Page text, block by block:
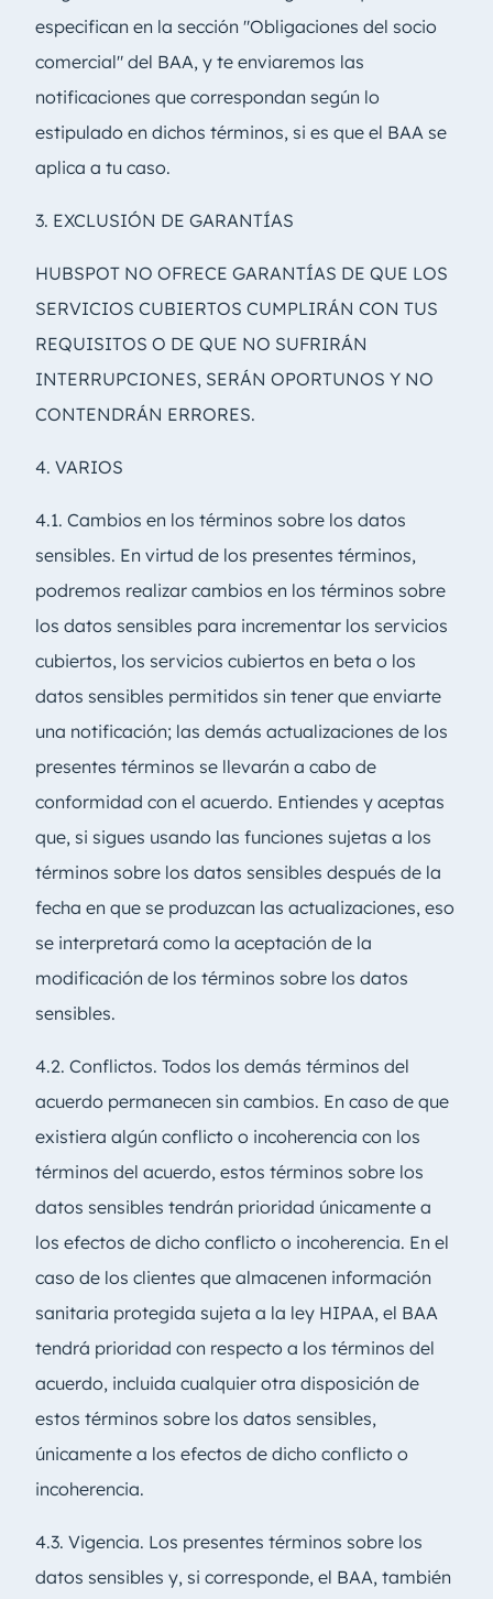
especifican en la sección "Obligaciones del socio
comercial" del BAA, y te enviaremos las
notificaciones que correspondan según lo
estipulado en dichos términos, si es que el BAA se
aplica a tu caso.
3. EXCLUSIÓN DE GARANTÍAS
HUBSPOT NO OFRECE GARANTÍAS DE QUE LOS
SERVICIOS CUBIERTOS CUMPLIRÁN CON TUS
REQUISITOS O DE QUE NO SUFRIRÁN
INTERRUPCIONES, SERÁN OPORTUNOS Y NO
CONTENDRÁN ERRORES.
4. VARIOS
4.1. Cambios en los términos sobre los datos
sensibles. En virtud de los presentes términos,
podremos realizar cambios en los términos sobre
los datos sensibles para incrementar los servicios
cubiertos, los servicios cubiertos en beta o los
datos sensibles permitidos sin tener que enviarte
una notificación; las demás actualizaciones de los
presentes términos se llevarán a cabo de
conformidad con el acuerdo. Entiendes y aceptas
que, si sigues usando las funciones sujetas a los
términos sobre los datos sensibles después de la
fecha en que se produzcan las actualizaciones, eso
se interpretará como la aceptación de la
modificación de los términos sobre los datos
sensibles.
4.2. Conflictos. Todos los demás términos del
acuerdo permanecen sin cambios. En caso de que
existiera algún conflicto o incoherencia con los
términos del acuerdo, estos términos sobre los
datos sensibles tendrán prioridad únicamente a
los efectos de dicho conflicto o incoherencia. En el
caso de los clientes que almacenen información
sanitaria protegida sujeta a la ley HIPAA, el BAA
tendrá prioridad con respecto a los términos del
acuerdo, incluida cualquier otra disposición de
estos términos sobre los datos sensibles,
únicamente a los efectos de dicho conflicto o
incoherencia.
4.3. Vigencia. Los presentes términos sobre los
datos sensibles y, si corresponde, el BAA, también